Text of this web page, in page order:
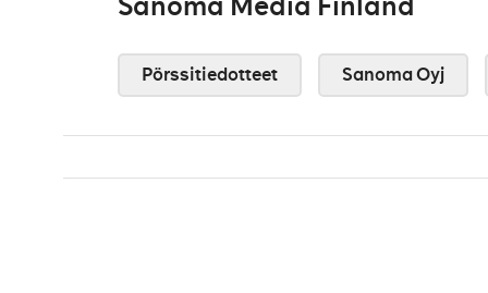
Pörssitiedotteet Sanoma Oyj